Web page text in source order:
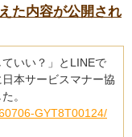
た内容が公開され
いい？」とLINEで
本サービスマナー協
。
GYT8T00124/